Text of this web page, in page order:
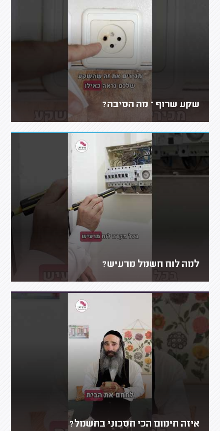
שקע שרוף – מה הסיבה?
למה לוח חשמל מרעיש?
איזה חימום הכי חסכוני בחשמל?